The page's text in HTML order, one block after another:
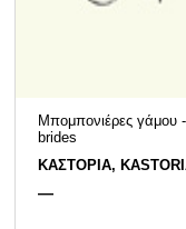
Μπομπονιέρες
brides
ΚΑΣΤΟΡΙΑ,
—